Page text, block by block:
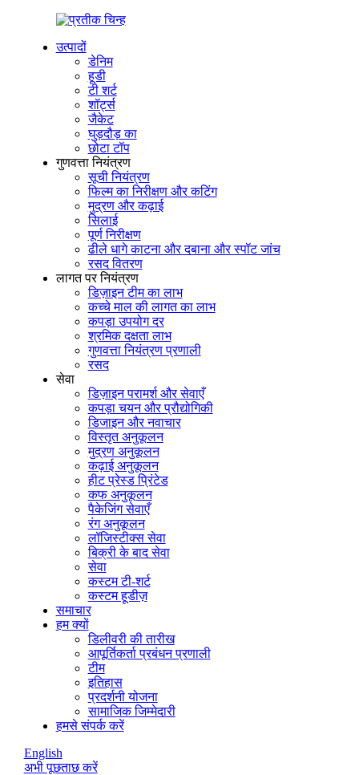
उत्पादों
डेनिम
हूडी
टी शर्ट
शॉर्ट्स
जैकेट
घुड़दौड़ का
छोटा टॉप
गुणवत्ता नियंत्रण
सूची नियंत्रण
फिल्म का निरीक्षण और कटिंग
मुद्रण और कढ़ाई
सिलाई
पूर्ण निरीक्षण
ढीले धागे काटना और दबाना और स्पॉट जांच
रसद वितरण
लागत पर नियंत्रण
डिज़ाइन टीम का लाभ
कच्चे माल की लागत का लाभ
कपड़ा उपयोग दर
श्रमिक दक्षता लाभ
गुणवत्ता नियंत्रण प्रणाली
रसद
सेवा
डिज़ाइन परामर्श और सेवाएँ
कपड़ा चयन और प्रौद्योगिकी
डिजाइन और नवाचार
विस्तृत अनुकूलन
मुद्रण अनुकूलन
कढ़ाई अनुकूलन
हीट प्रेस्ड प्रिंटेड
कफ अनुकूलन
पैकेजिंग सेवाएँ
रंग अनुकूलन
लॉजिस्टीक्स सेवा
बिक्री के बाद सेवा
सेवा
कस्टम टी-शर्ट
कस्टम हूडीज़
समाचार
हम क्यों
डिलीवरी की तारीख
आपूर्तिकर्ता प्रबंधन प्रणाली
टीम
इतिहास
प्रदर्शनी योजना
सामाजिक जिम्मेदारी
हमसे संपर्क करें
English
अभी पूछताछ करें